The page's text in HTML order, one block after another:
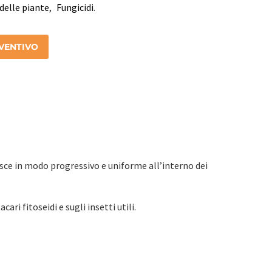
piante, Fungicidi.
in modo progressivo e uniforme all’interno dei
fitoseidi e sugli insetti utili.